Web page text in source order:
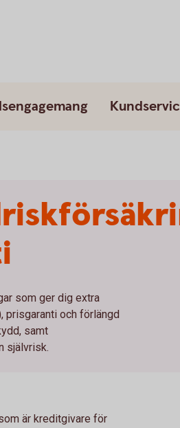
som ger dig extra
prisgaranti och förlängd
samt
självrisk.
är kreditgivare för